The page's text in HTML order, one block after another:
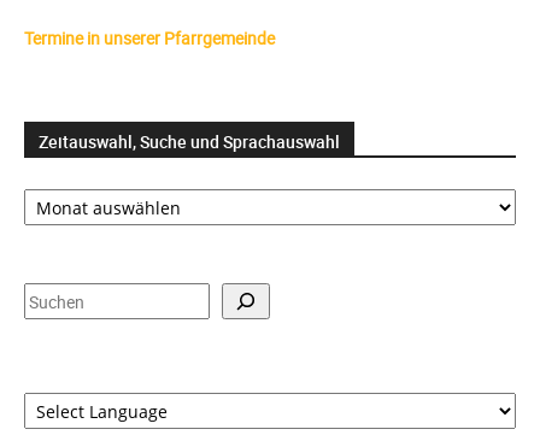
Termine in unserer Pfarrgemeinde
Zeitauswahl, Suche und Sprachauswahl
Zeitauswahl,
Suche
Suchen